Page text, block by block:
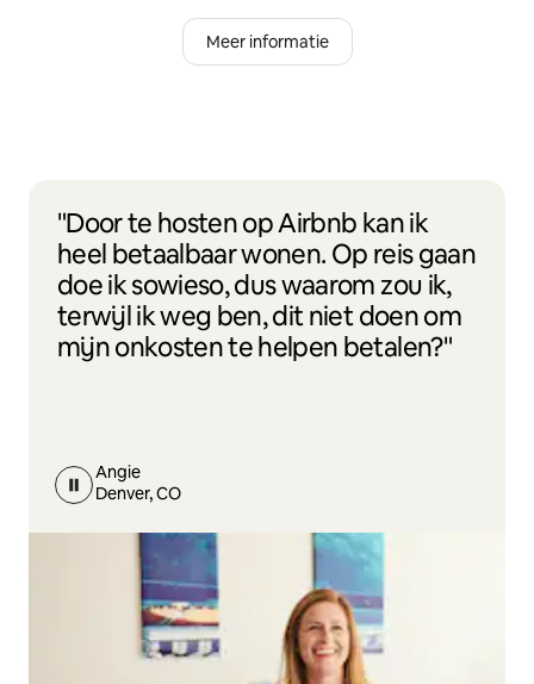
Meer informatie
"Door te hosten op Airbnb kan ik
heel betaalbaar wonen. Op reis gaan
doe ik sowieso, dus waarom zou ik,
terwijl ik weg ben, dit niet doen om
mijn onkosten te helpen betalen?"
Angie
Denver, CO